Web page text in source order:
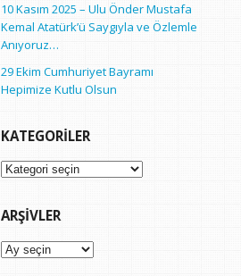
10 Kasım 2025 – Ulu Önder Mustafa
Kemal Atatürk’ü Saygıyla ve Özlemle
Anıyoruz…
29 Ekim Cumhuriyet Bayramı
Hepimize Kutlu Olsun
KATEGORILER
Kategoriler
ARŞIVLER
Arşivler